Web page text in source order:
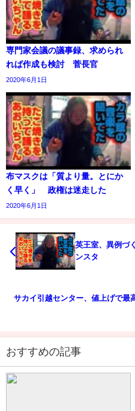
専門家会議の議事録、求められ
れば作成も検討 菅長官
2020年6月1日
布マスクは「質より量。とにか
く早く」 政権は迷走した
2020年6月1日
英王室、異例づ
ンスタ
サカイ引越センター、値上げで
おすすめの記事